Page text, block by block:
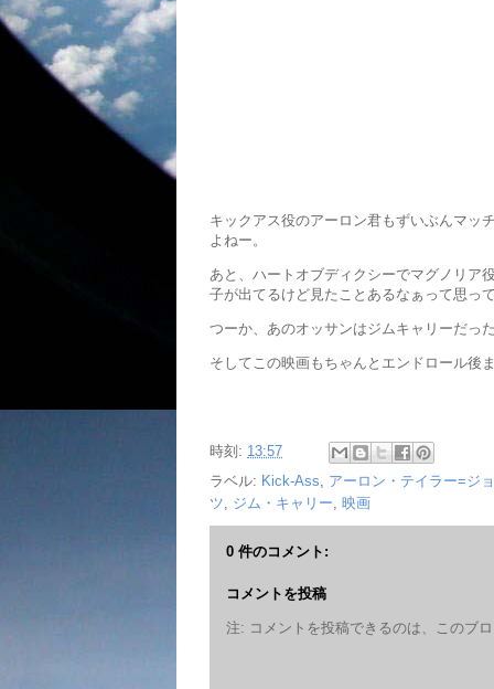
キックアス役のアーロン君もずいぶんマッ
よねー。
あと、ハートオブディクシーでマグノリア
子が出てるけど見たことあるなぁって思っ
つーか、あのオッサンはジムキャリーだっ
そしてこの映画もちゃんとエンドロール後
時刻: 13:57
ラベル: Kick-Ass, アーロン・テイラー=ジ
ツ, ジム・キャリー, 映画
0 件のコメント:
コメントを投稿
注: コメントを投稿できるのは、このブ